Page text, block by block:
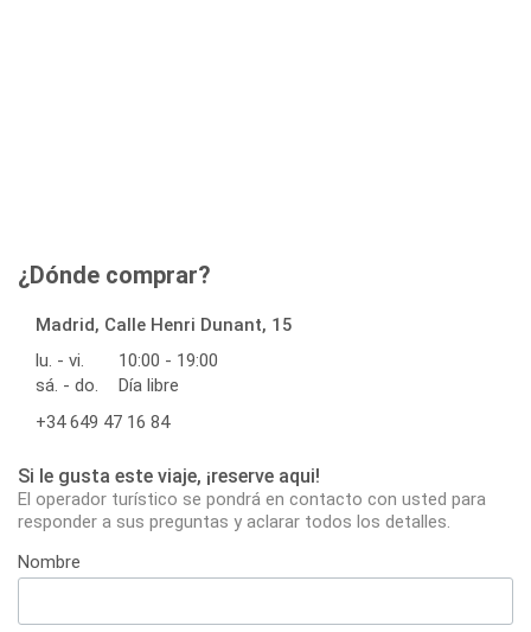
¿Dónde comprar?
Madrid, Calle Henri Dunant, 15
lu. - vi.
10:00 - 19:00
sá. - do.
Día libre
+34 649 47 16 84
Si le gusta este viaje, ¡reserve aqui!
El operador turístico se pondrá en contacto con usted para
responder a sus preguntas y aclarar todos los detalles.
Nombre